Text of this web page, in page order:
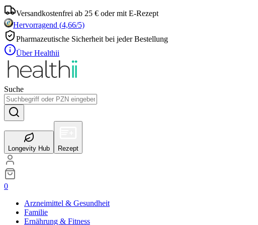
Versandkostenfrei ab 25 € oder mit E-Rezept
Hervorragend (4,66/5)
Pharmazeutische Sicherheit bei jeder Bestellung
Über Healthii
Suche
Longevity Hub Rezept
0
Arzneimittel & Gesundheit
Familie
Ernährung & Fitness